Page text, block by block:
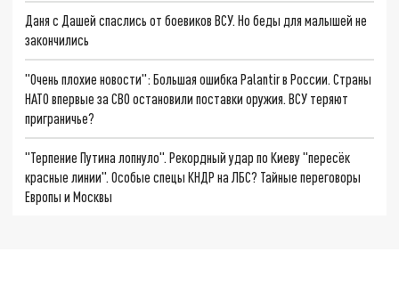
Даня с Дашей спаслись от боевиков ВСУ. Но беды для малышей не
закончились
"Очень плохие новости": Большая ошибка Palantir в России. Страны
НАТО впервые за СВО остановили поставки оружия. ВСУ теряют
приграничье?
"Терпение Путина лопнуло". Рекордный удар по Киеву "пересёк
красные линии". Особые спецы КНДР на ЛБС? Тайные переговоры
Европы и Москвы